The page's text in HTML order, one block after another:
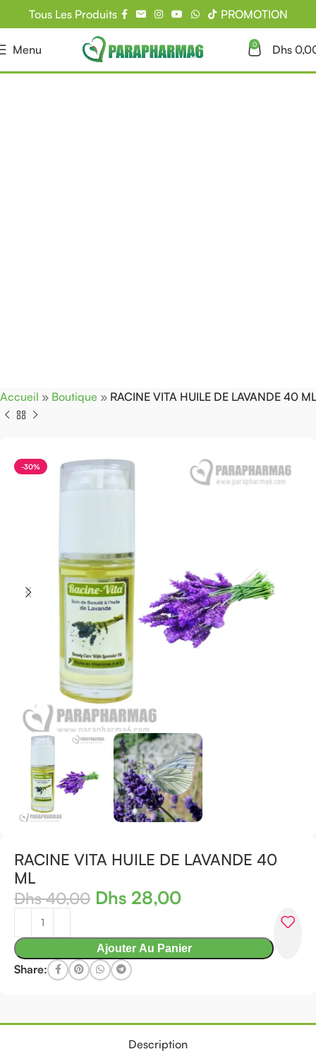
Tous Les Produits PROMOTION
Menu 0 Dhs
Accueil » Boutique » RACINE VITA HUILE DE LAVANDE 40 ML
-30%
RACINE VITA HUILE DE LAVANDE 40
ML
Dhs40,00 Dhs 28,00
Ajouter Au Panier
Share:
Description